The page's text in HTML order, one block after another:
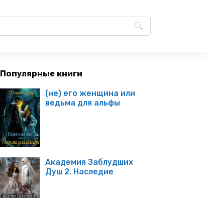
Популярные книги
(не) его женщина или
ведьма для альфы
Академия Заблудших
Душ 2. Наследие